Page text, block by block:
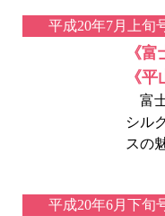
平成20年7月上旬
《
《
富
シル
スの
平成20年6月下旬